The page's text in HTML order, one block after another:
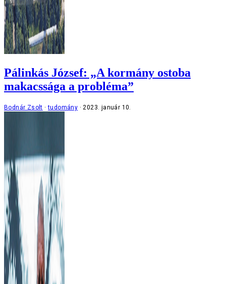
Pálinkás József: „A kormány ostoba
makacssága a probléma”
Bodnár Zsolt tudomány 2023. január 10.